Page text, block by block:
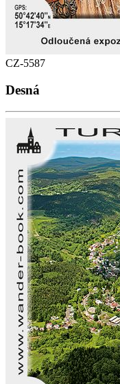
CZ-5587
Desná